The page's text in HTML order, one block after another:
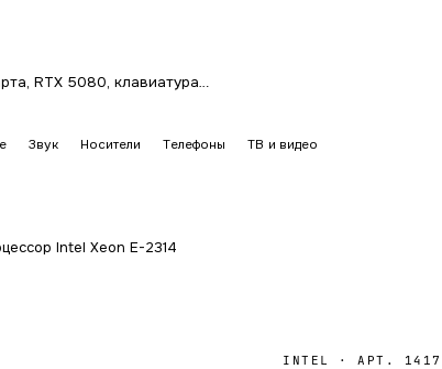
Звук Носители Телефоны ТВ и видео
Intel Xeon E-2314
INTEL ·АРТ.